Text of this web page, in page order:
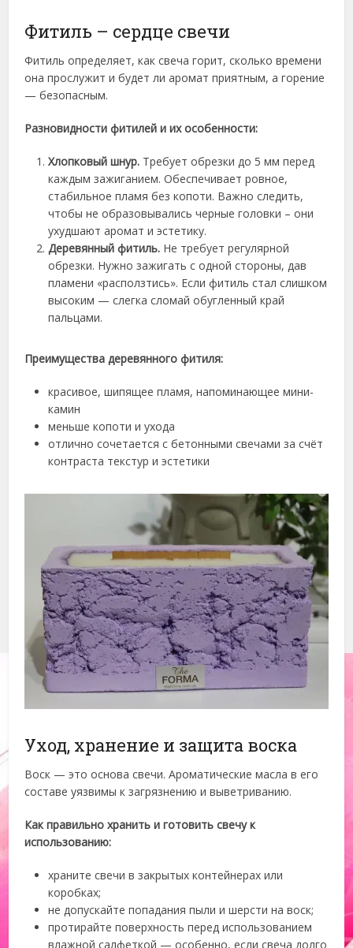
Фитиль – сердце свечи
Фитиль определяет, как свеча горит, сколько времени
она прослужит и будет ли аромат приятным, а горение
— безопасным.
Разновидности фитилей и их особенности:
Хлопковый шнур. Требует обрезки до 5 мм перед
каждым зажиганием. Обеспечивает ровное,
стабильное пламя без копоти. Важно следить,
чтобы не образовывались черные головки – они
ухудшают аромат и эстетику.
Деревянный фитиль. Не требует регулярной
обрезки. Нужно зажигать с одной стороны, дав
пламени «расползтись». Если фитиль стал слишком
высоким — слегка сломай обугленный край
пальцами.
Преимущества деревянного фитиля:
красивое, шипящее пламя, напоминающее мини-
камин
меньше копоти и ухода
отлично сочетается с бетонными свечами за счёт
контраста текстур и эстетики
Уход, хранение и защита воска
Воск — это основа свечи. Ароматические масла в его
составе уязвимы к загрязнению и выветриванию.
Как правильно хранить и готовить свечу к
использованию:
храните свечи в закрытых контейнерах или
коробках;
не допускайте попадания пыли и шерсти на воск;
протирайте поверхность перед использованием
влажной салфеткой — особенно, если свеча долго